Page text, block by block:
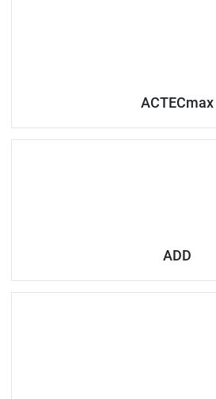
ACTECmax
ADD